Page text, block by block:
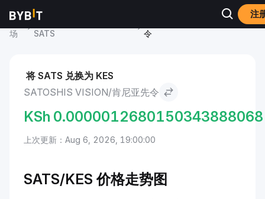
注
市
场
Satoshis Vision 价格
SATS
Satoshis Vision to 肯尼亚先
令
将 SATS 兑换为 KES
SATOSHIS VISION/肯尼亚先令
KSh 0.0000012680150343888068
上次更新：Aug 6, 2026, 19:00:00
SATS/KES 价格走势图